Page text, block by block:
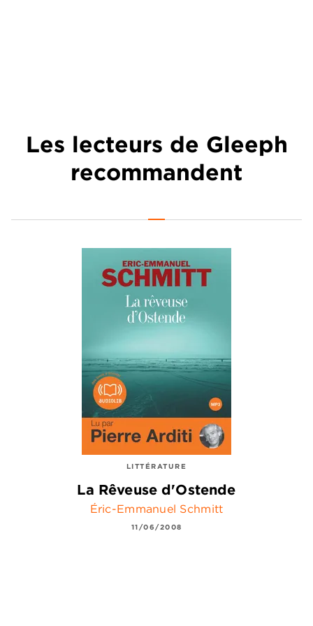
Les lecteurs de Gleeph
recommandent
LITTÉRATURE
La Rêveuse d'Ostende
Éric-Emmanuel Schmitt
11/06/2008